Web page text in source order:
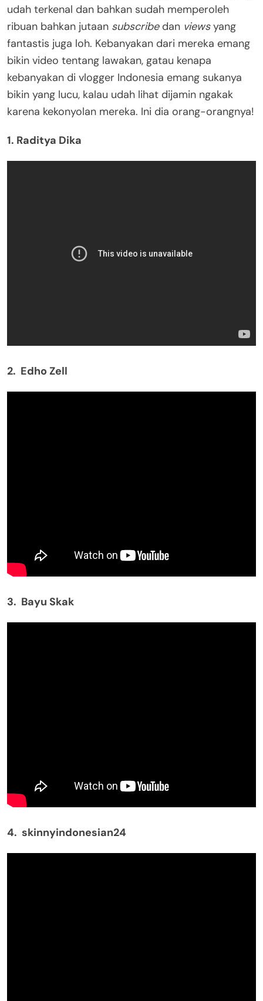
udah terkenal dan bahkan sudah memperoleh
ribuan bahkan jutaan subscribedan viewsyang
fantastis juga loh. Kebanyakan dari mereka emang
bikin video tentang lawakan, gatau kenapa
kebanyakan di vlogger Indonesia emang sukanya
bikin yang lucu, kalau udah lihat dijamin ngakak
karena kekonyolan mereka. Ini dia orang-orangnya!
1. Raditya Dika
2. Edho Zell
3. Bayu Skak
4. skinnyindonesian24